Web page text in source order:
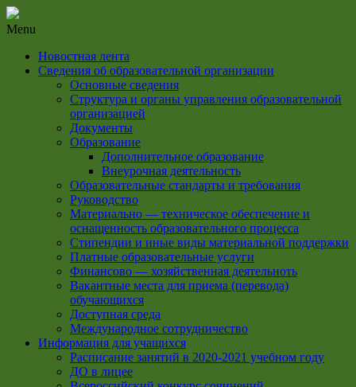
Menu
Новостная лента
Сведения об образовательной организации
Основные сведения
Структура и органы управления образовательной
организацией
Документы
Образование
Дополнительное образование
Внеурочная деятельность
Образовательные стандарты и требования
Руководство
Материально — техническое обеспечение и
оснащенность образовательного процесса
Стипендии и иные виды материальной поддержки
Платные образовательные услуги
Финансово — хозяйственная деятельноть
Вакантные места для приема (перевода)
обучающихся
Доступная среда
Международное сотрудничество
Информация для учащихся
Расписание занятий в 2020-2021 учебном году
ДО в лицее